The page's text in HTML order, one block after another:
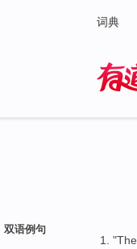
词典
双语例句
"The